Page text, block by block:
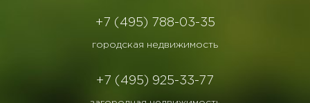
+7 (495) 788-03-35
городская недвижимость
+7 (495) 925-33-77